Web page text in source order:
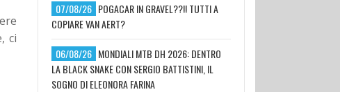
ci
07/08/26 POGACAR IN GRAVEL??!! TUTTI A
COPIARE VAN AERT?
06/08/26 MONDIALI MTB DH 2026: DENTRO
LA BLACK SNAKE CON SERGIO BATTISTINI, IL
SOGNO DI ELEONORA FARINA